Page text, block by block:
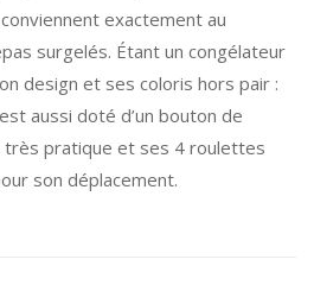
exactement au
surgelés. Étant un congélateur
design et ses coloris hors pair :
aussi doté d’un bouton de
pratique et ses 4 roulettes
son déplacement.